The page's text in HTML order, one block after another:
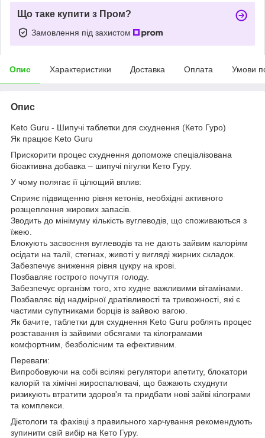
Що таке купити з Пром?
Замовлення під захистом
Опис Характеристики Доставка Оплата Умови
Опис
Keto Guru - Шипучі таблетки для схуднення (Кето Гуро)
Як працює Keto Guru
Прискорити процес схуднення допоможе спеціалізована
біоактивна добавка – шипучі пігулки Кето Гуру.
У чому полягає її цілющий вплив:
Сприяє підвищенню рівня кетонів, необхідні активного
розщеплення жирових запасів.
Зводить до мінімуму кількість вуглеводів, що споживаються з
їжею.
Блокують засвоєння вуглеводів та не дають зайвим калоріям
осідати на талії, стегнах, животі у вигляді жирних складок.
Забезпечує зниження рівня цукру на крові.
Позбавляє гострого почуття голоду.
Забезпечує організм того, хто худне важливими вітамінами.
Позбавляє від надмірної дратівливості та тривожності, які є
частими супутниками борців із зайвою вагою.
Як бачите, таблетки для схуднення Keto Guru роблять процес
розставання із зайвими обсягами та кілограмами
комфортним, безболісним та ефективним.
Переваги:
Випробовуючи на собі всілякі регулятори апетиту, блокатори
калорій та хімічні жироспалювачі, що бажають схуднути
ризикують втратити здоров'я та придбати нові зайві кілограми
та комплекси.
Дієтологи та фахівці з правильного харчування рекомендують
зупинити свій вибір на Кето Гуру.